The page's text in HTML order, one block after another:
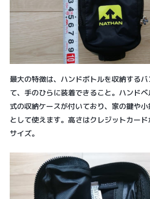
最大の特徴は、ハンドボトルを収納する
て、手のひらに装着できること。ハンド
式の収納ケースが付いており、家の鍵や
として使えます。高さはクレジットカー
サイズ。